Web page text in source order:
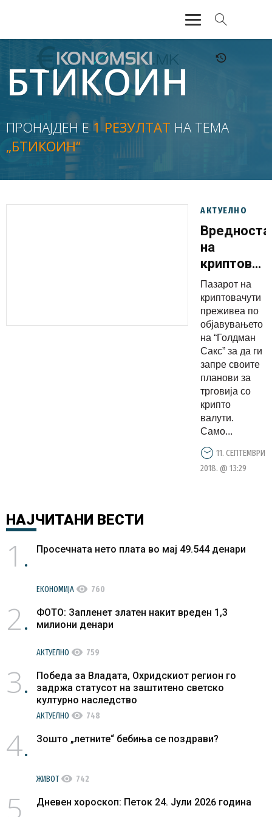
АКТУЕЛНО
ЕКОНОМИЈА
ФИНАНСИИ
БАНКАРСТВО
ЖИВОТ
БТИКОИН
ПРОНАЈДЕН Е1 РЕЗУЛТАТ НА ТЕМА
„БТИКОИН“
АКТУЕЛНО
Вредноста
на
и
понатаму
паѓа
Пазарот на
криптовачути
преживеа по
објавувањето
на “Голдман
Сакс” за да ги
запре своите
планови за
трговија со
крипто
валути.
Само...
11. СЕПТЕМВРИ
2018. @ 13:29
НАЈЧИТАНИ ВЕСТИ
1 Просечната нето плата во мај 49.544 денари
ЕКОНОМИЈА visibility 760
2
ФОТО: Запленет златен накит вреден 1,3
милиони денари
АКТУЕЛНО visibility 759
3
Победа за Владата, Охридскиот регион го
задржа статусот на заштитено светско
културно наследство
АКТУЕЛНО visibility 748
4 Зошто „летните“ бебиња се поздрави?
ЖИВОТvisibility 742
5 Дневен хороскоп: Петок 24. Јули 2026 година